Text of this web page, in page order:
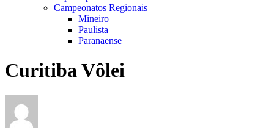
Campeonatos Regionais
Mineiro
Paulista
Paranaense
Curitiba Vôlei